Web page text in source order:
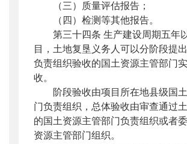
（三）质量评估报告；
（四）检测等其他报告。
第三十四条 生产建设周期五年
目，土地复垦义务人可以分阶段提
负责组织验收的国土资源主管部门
收。
阶段验收由项目所在地县级国土
门负责组织，总体验收由审查通过
的国土资源主管部门负责组织或者
资源主管部门组织。